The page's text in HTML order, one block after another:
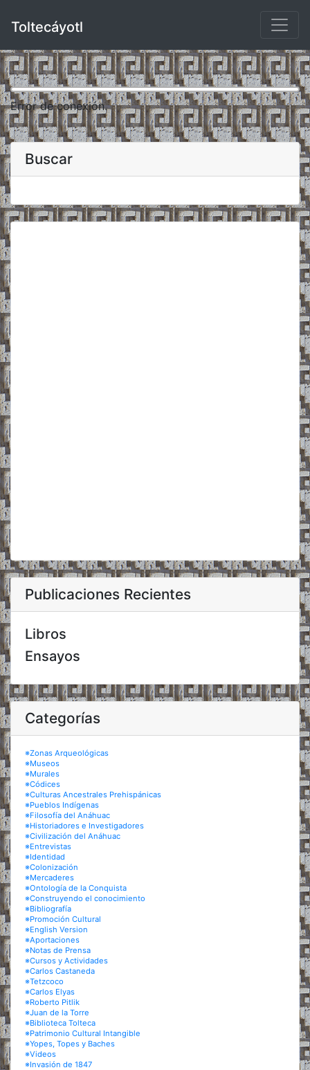
Toltecáyotl
Error de conexión.
Buscar
Publicaciones Recientes
Libros
Ensayos
Categorías
※Zonas Arqueológicas
※Museos
※Murales
※Códices
※Culturas Ancestrales Prehispánicas
※Pueblos Indígenas
※Filosofía del Anáhuac
※Historiadores e Investigadores
※Civilización del Anáhuac
※Entrevistas
※Identidad
※Colonización
※Mercaderes
※Ontología de la Conquista
※Construyendo el conocimiento
※Bibliografía
※Promoción Cultural
※English Version
※Aportaciones
※Notas de Prensa
※Cursos y Actividades
※Carlos Castaneda
※Tetzcoco
※Carlos Elyas
※Roberto Pitlik
※Juan de la Torre
※Biblioteca Tolteca
※Patrimonio Cultural Intangible
※Yopes, Topes y Baches
※Videos
※Invasión de 1847